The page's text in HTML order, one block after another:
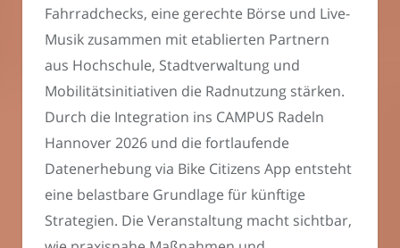
Fahrradchecks, eine gerechte Börse und Live-
Musik zusammen mit etablierten Partnern
aus Hochschule, Stadtverwaltung und
Mobilitätsinitiativen die Radnutzung stärken.
Durch die Integration ins CAMPUS Radeln
Hannover 2026 und die fortlaufende
Datenerhebung via Bike Citizens App entsteht
eine belastbare Grundlage für künftige
Strategien. Die Veranstaltung macht sichtbar,